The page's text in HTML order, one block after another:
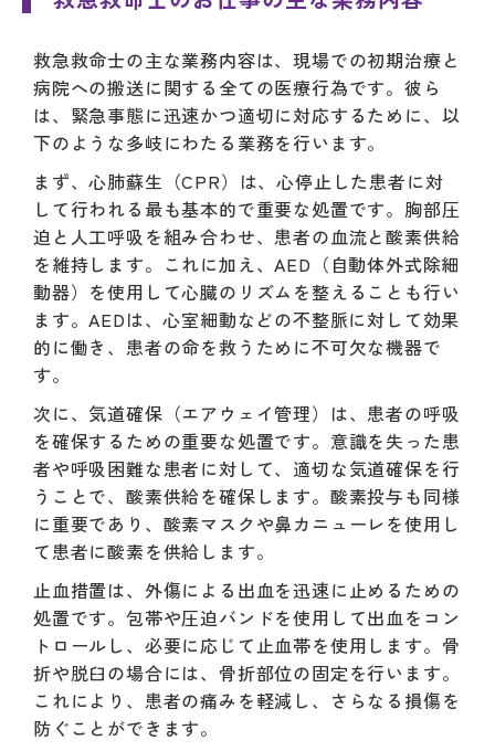
救急救命士の主な業務内容は、現場での初期治療と
病院への搬送に関する全ての医療行為です。彼ら
は、緊急事態に迅速かつ適切に対応するために、以
下のような多岐にわたる業務を行います。
まず、心肺蘇生（CPR）は、心停止した患者に対
して行われる最も基本的で重要な処置です。胸部圧
迫と人工呼吸を組み合わせ、患者の血流と酸素供給
を維持します。これに加え、AED（自動体外式除細
動器）を使用して心臓のリズムを整えることも行い
ます。AEDは、心室細動などの不整脈に対して効果
的に働き、患者の命を救うために不可欠な機器で
す。
次に、気道確保（エアウェイ管理）は、患者の呼吸
を確保するための重要な処置です。意識を失った患
者や呼吸困難な患者に対して、適切な気道確保を行
うことで、酸素供給を確保します。酸素投与も同様
に重要であり、酸素マスクや鼻カニューレを使用し
て患者に酸素を供給します。
止血措置は、外傷による出血を迅速に止めるための
処置です。包帯や圧迫バンドを使用して出血をコン
トロールし、必要に応じて止血帯を使用します。骨
折や脱臼の場合には、骨折部位の固定を行います。
これにより、患者の痛みを軽減し、さらなる損傷を
防ぐことができます。